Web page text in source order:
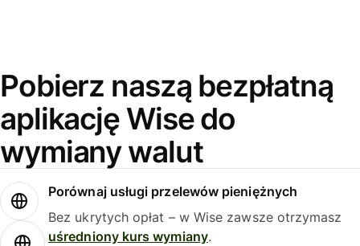
Pobierz naszą bezpłatną
aplikację Wise do
wymiany walut
Porównaj usługi przelewów pieniężnych
Bez ukrytych opłat – w Wise zawsze otrzymasz
uśredniony kurs wymiany.